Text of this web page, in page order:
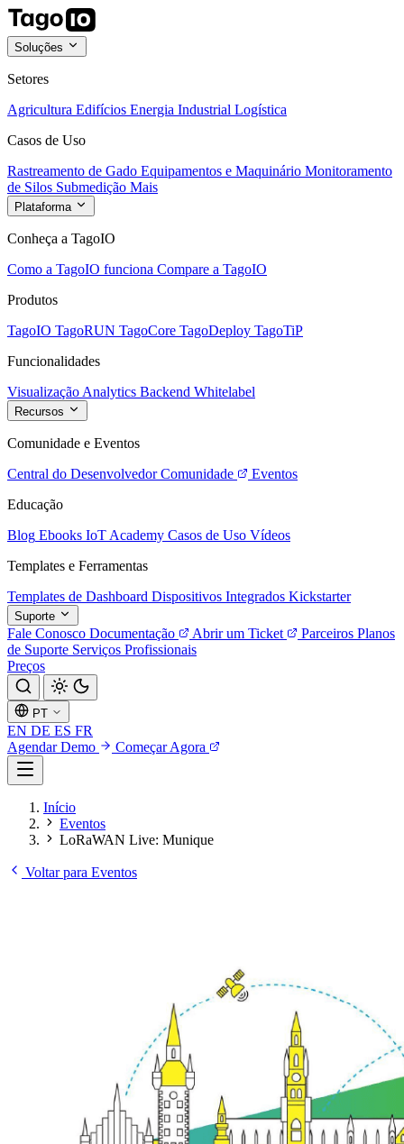
Soluções
Setores
Agricultura Edifícios Energia Industrial Logística
Casos de Uso
Rastreamento de Gado Equipamentos e Maquinário Monitoramento
de Silos Submedição Mais
Plataforma
Conheça a TagoIO
Como a TagoIO funciona Compare a TagoIO
Produtos
TagoIO TagoRUN TagoCore TagoDeploy TagoTiP
Funcionalidades
Visualização Analytics Backend Whitelabel
Recursos
Comunidade e Eventos
Central do Desenvolvedor Comunidade
Eventos
Educação
Blog Ebooks IoT Academy Casos de Uso Vídeos
Templates e Ferramentas
Templates de Dashboard Dispositivos Integrados Kickstarter
Suporte
Fale Conosco Documentação Abrir um Ticket Parceiros Planos
de Suporte Serviços Profissionais
Preços
PT
EN DE ES FR
Agendar Demo
Começar Agora
Início
Eventos
LoRaWAN Live: Munique
Voltar para Eventos